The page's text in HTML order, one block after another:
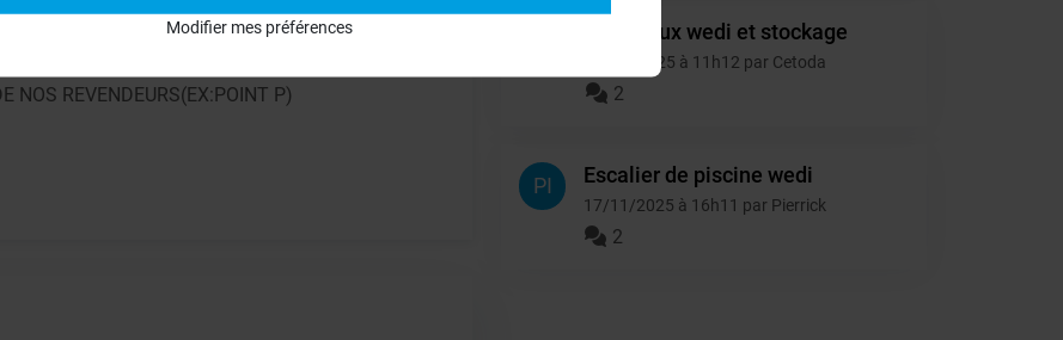
ENTRE 2 JAMBAGES : 120 CM.
DEMANDER UNE
NOS REVENDEURS(EX:POINT P)
Panneaux wedi et stockage
13/12/2025 à 11h12 par Cetoda
2
PI Escalier de piscine wedi
17/11/2025 à 16h11 par Pierrick
2
Modifier mes préférences